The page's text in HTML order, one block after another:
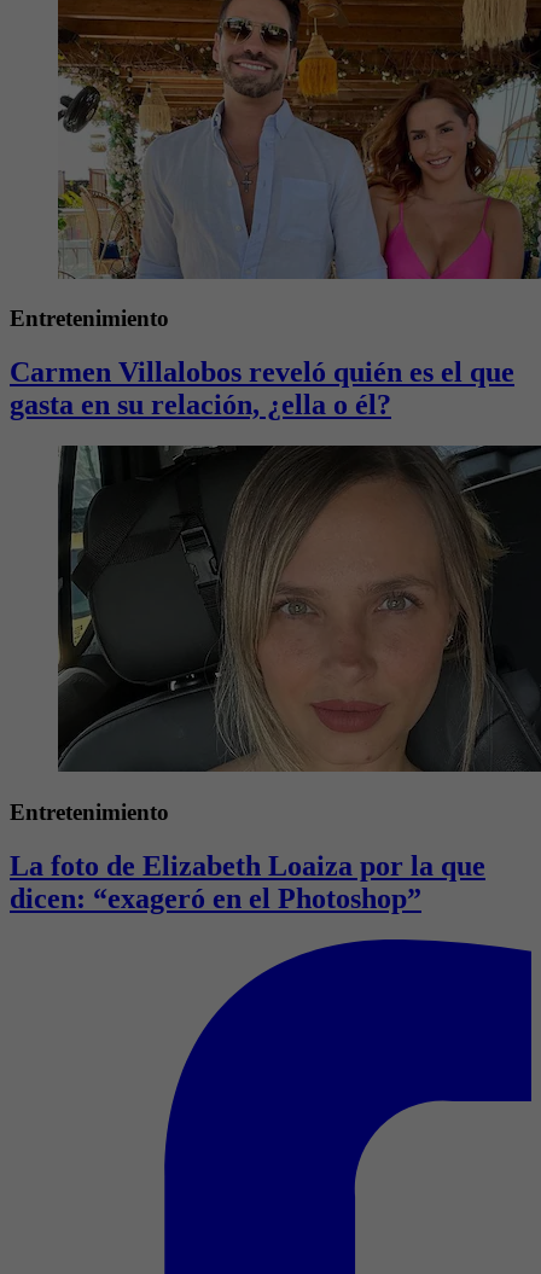
Entretenimiento
Carmen Villalobos reveló quién es el que
gasta en su relación, ¿ella o él?
Entretenimiento
La foto de Elizabeth Loaiza por la que
dicen: “exageró en el Photoshop”